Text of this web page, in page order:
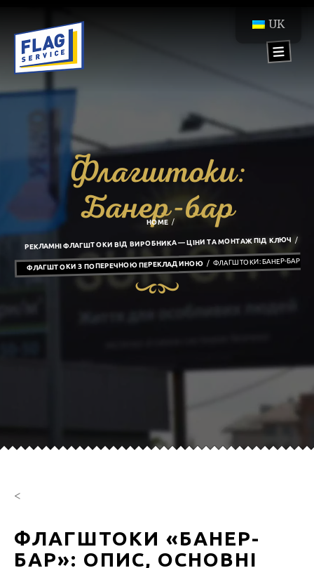
Флагштоки:
Банер-бар
HOME
РЕКЛАМНІ ФЛАГШТОКИ ВІД ВИРОБНИКА — ЦІНИ ТА МОНТАЖ ПІД КЛЮЧ
ФЛАГШТОКИ З ПОПЕРЕЧНОЮ ПЕРЕКЛАДИНОЮ ФЛАГШТОКИ: БАНЕР-БАР
<
ФЛАГШТОКИ «БАНЕР-
БАР»: ОПИС, ОСНОВНІ
UK